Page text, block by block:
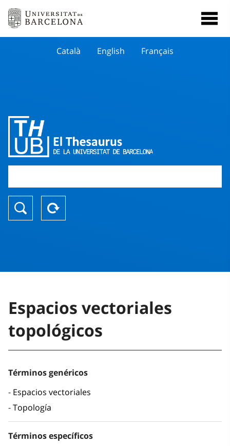
Català English Français
Espacios vectoriales
topológicos
Términos genéricos
Espacios vectoriales
Topología
Términos específicos